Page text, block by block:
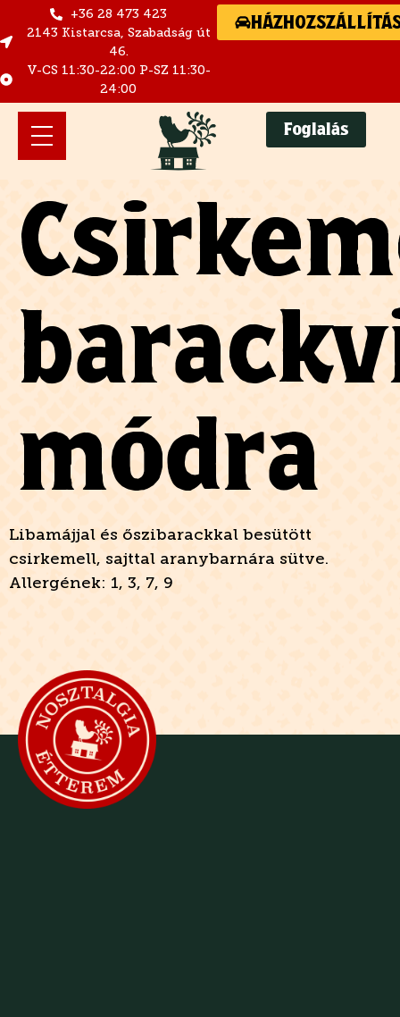
+36 28 473 423
2143 Kistarcsa, Szabadság út
46.
V-CS 11:30-22:00 P-SZ 11:30-
24:00
Foglalás
módra
Libamájjal és őszibarackkal besütött
csirkemell, sajttal aranybarnára sütve.
Allergének: 1, 3, 7, 9